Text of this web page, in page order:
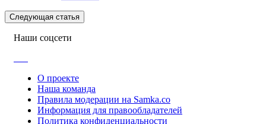
Следующая статья
Наши соцсети
О проекте
Наша команда
Правила модерации на Samka.co
Информация для правообладателей
Политика конфиденциальности